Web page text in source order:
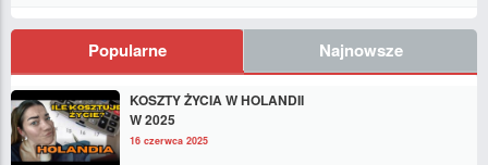
Popularne Najnowsze
KOSZTY ŻYCIA W HOLANDII
W 2025
16 czerwca 2025